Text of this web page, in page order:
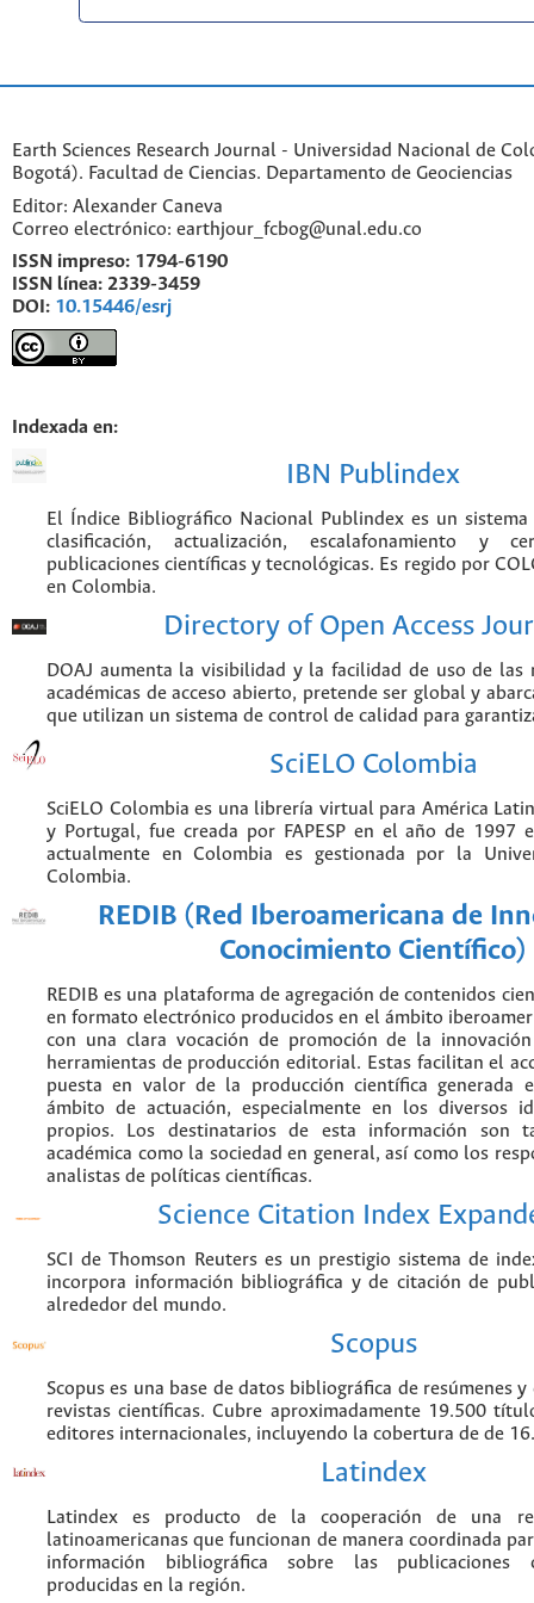
Earth Sciences Research Journal - Universidad Nacional de
Bogotá). Facultad de Ciencias. Departamento de Geociencias
Editor: Alexander Caneva
Correo electrónico: earthjour_fcbog@unal.edu.co
ISSN impreso: 1794-6190
ISSN línea: 2339-3459
DOI: 10.15446/esrj
Indexada en:
IBN Publindex
El Índice Bibliográfico Nacional Publindex es un
clasificación, actualización, escalafonamiento y
publicaciones científicas y tecnológicas. Es regido por
en Colombia.
Directory of Open Access
DOAJ aumenta la visibilidad y la facilidad de uso de las
académicas de acceso abierto, pretende ser global y
que utilizan un sistema de control de calidad para
SciELO Colombia
SciELO Colombia es una librería virtual para América
y Portugal, fue creada por FAPESP en el año de 1997
actualmente en Colombia es gestionada por la
Colombia.
REDIB (Red Iberoamericana de
Conocimiento Científico)
REDIB es una plataforma de agregación de contenidos
en formato electrónico producidos en el ámbito
con una clara vocación de promoción de la
herramientas de producción editorial. Estas facilitan el
puesta en valor de la producción científica generada
ámbito de actuación, especialmente en los diversos
propios. Los destinatarios de esta información son
académica como la sociedad en general, así como los
analistas de políticas científicas.
Science Citation Index
SCI de Thomson Reuters es un prestigio sistema de
incorpora información bibliográfica y de citación de
alrededor del mundo.
Scopus
Scopus es una base de datos bibliográfica de resúmenes
revistas científicas. Cubre aproximadamente 19.500
editores internacionales, incluyendo la cobertura de de
Latindex
Latindex es producto de la cooperación de una
latinoamericanas que funcionan de manera coordinada
información bibliográfica sobre las publicaciones
producidas en la región.